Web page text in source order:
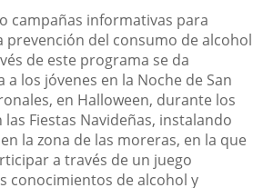
campañas informativas para
prevención del consumo de alcohol
de este programa se da
los jóvenes en la Noche de San
en Halloween, durante los
Fiestas Navideñas, instalando
la zona de las moreras, en la que
a través de un juego
conocimientos de alcohol y